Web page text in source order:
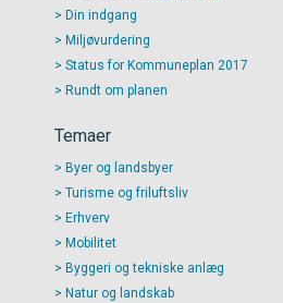
Din indgang
Miljøvurdering
Status for Kommuneplan 2017
Rundt om planen
Temaer
Byer og landsbyer
Turisme og friluftsliv
Erhverv
Mobilitet
Byggeri og tekniske anlæg
Natur og landskab